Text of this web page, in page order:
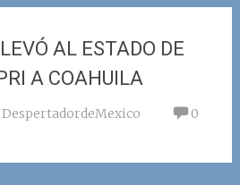
AL ESTADO DE
A COAHUILA
DespertadordeMexico
0